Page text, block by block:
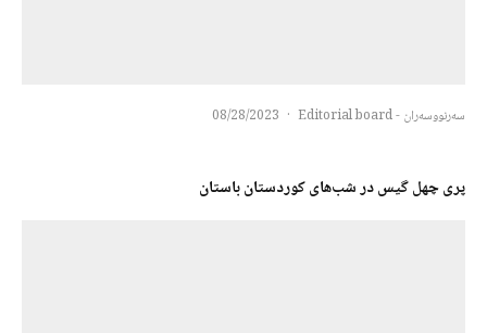
سەرنووسەران - Editorial board ·
08/28/2023
پری چهل گیس در شب‌های کوردستان باستان